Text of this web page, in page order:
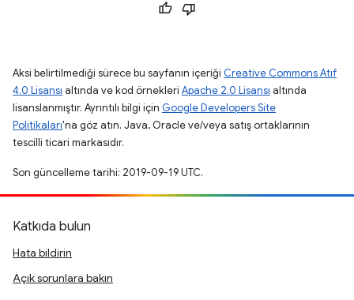
Aksi belirtilmediği sürece bu sayfanın içeriği Creative Commons Atıf
4.0 Lisansı altında ve kod örnekleri Apache 2.0 Lisansı altında
lisanslanmıştır. Ayrıntılı bilgi için Google Developers Site
Politikaları'na göz atın. Java, Oracle ve/veya satış ortaklarının
tescilli ticari markasıdır.
Son güncelleme tarihi: 2019-09-19 UTC.
Katkıda bulun
Hata bildirin
Açık sorunlara bakın